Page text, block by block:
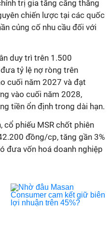
trị gia tăng căng thẳng
chiến lược tại các quốc
củng cố nhu cầu đối với
duy trì trên 1.500
tỷ lệ nợ ròng trên
cuối năm 2027 và đạt
vào cuối năm 2028,
tiền ổn định trong dài hạn.
phiếu MSR chốt phiên
đồng/cp, tăng gần 3%
đưa vốn hoá doanh nghiệp